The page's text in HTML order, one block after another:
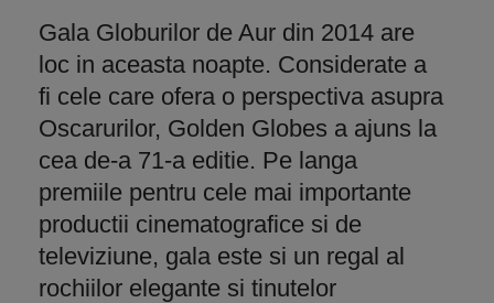
Gala Globurilor de Aur din 2014 are
loc in aceasta noapte. Considerate a
fi cele care ofera o perspectiva asupra
Oscarurilor, Golden Globes a ajuns la
cea de-a 71-a editie. Pe langa
premiile pentru cele mai importante
productii cinematografice si de
televiziune, gala este si un regal al
rochiilor elegante si tinutelor